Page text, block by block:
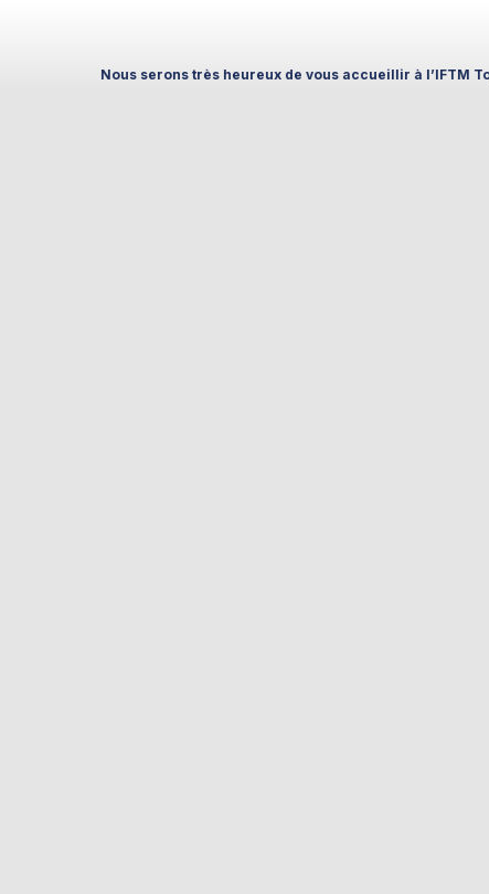
Nous serons très heureux de vous accueillir à l’IFTM Top Resa